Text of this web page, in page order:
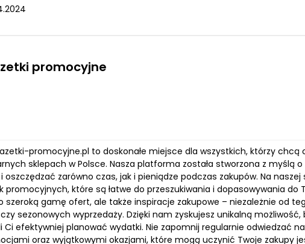
promocyjne
promocyjne.pl to doskonałe miejsce dla wszystkich, którzy
sklepach w Polsce. Nasza platforma została stworzona z myślą
zarówno czas, jak i pieniądze podczas zakupów. Na
promocyjnych, które są łatwe do przeszukiwania i dopasowywania do
szeroką gamę ofert, ale także inspiracje zakupowe – niezależnie od
sezonowych wyprzedaży. Dzięki nam zyskujesz unikalną
Ci efektywniej planować wydatki. Nie zapomnij regularnie odwiedzać
oraz wyjątkowymi okazjami, które mogą uczynić Twoje zakupy